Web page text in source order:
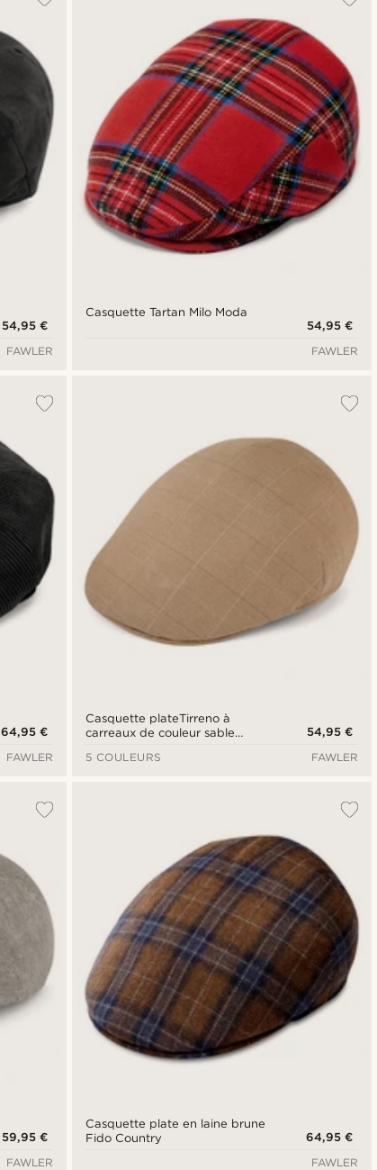
54,95 €
FAWLER
Casquette Tartan Milo Moda
54,95 €
FAWLER
64,95 €
FAWLER
Casquette plateTirreno à
carreaux de couleur sable
54,95 €
5 COULEURS
FAWLER
59,95 €
FAWLER
Casquette plate en laine brune
Fido Country
64,95 €
FAWLER